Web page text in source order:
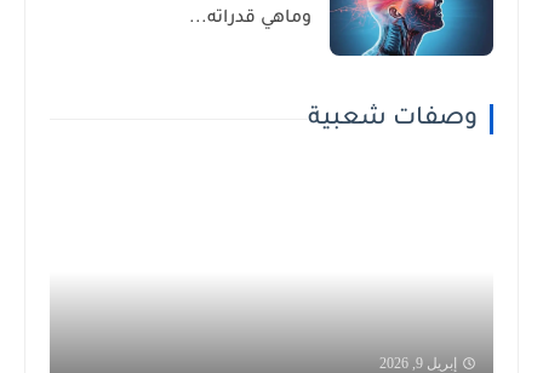
وماهي قدراته...
وصفات شعبية
إبريل 9, 2026